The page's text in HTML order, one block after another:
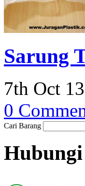
Sarung
7th Oct 13
0
Cari Barang